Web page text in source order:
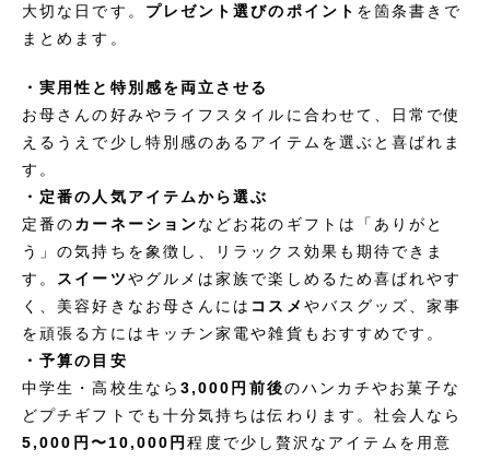
大切な日です。 プレゼント選びのポイント を箇条書きで
まとめます。
・実用性と特別感を両立させる
お母さんの好みやライフスタイルに合わせて、日常で使
えるうえで少し特別感のあるアイテムを選ぶと喜ばれま
す。
・定番の人気アイテムから選ぶ
定番のカーネーションなどお花のギフトは「ありがと
う」の気持ちを象徴し、リラックス効果も期待できま
す。
スイーツやグルメは家族で楽しめるため喜ばれやす
く、美容好きなお母さんには コスメ やバスグッズ、家事
を頑張る方にはキッチン家電や雑貨もおすすめです。
・予算の目安
中学生・高校生なら 3,000円前後のハンカチやお菓子な
どプチギフトでも十分気持ちは伝わります。社会人なら
5,000円〜10,000円程度で少し贅沢なアイテムを用意